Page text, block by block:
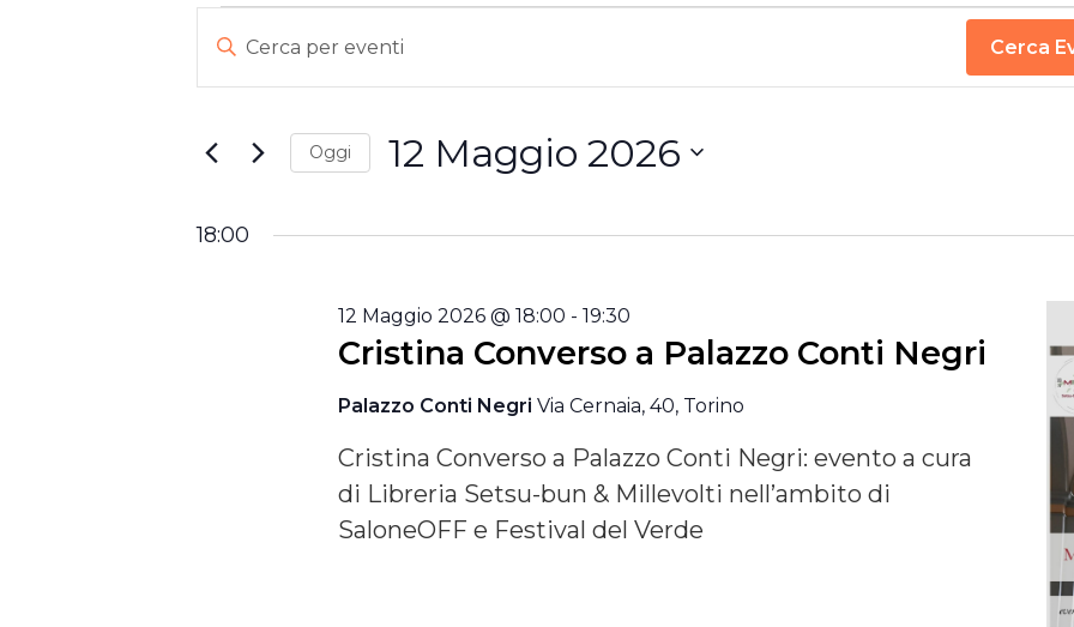
EVENTI
FOR
12
2026
EVENTI
RICERCA
E
NAVIGAZIONE
Inserisci
Cerca
per
Cerca
Oggi 12 Maggio 2026
la
18:00
Cristina Converso a Palazzo Conti Negri
12 Maggio 2026 @ 18:00 -19:30
Palazzo Conti NegriVia Cernaia, 40, Torino
Cristina Converso a Palazzo Conti Negri: evento a cura
di Libreria Setsu-bun & Millevolti nell’ambito di
SaloneOFF e Festival del Verde